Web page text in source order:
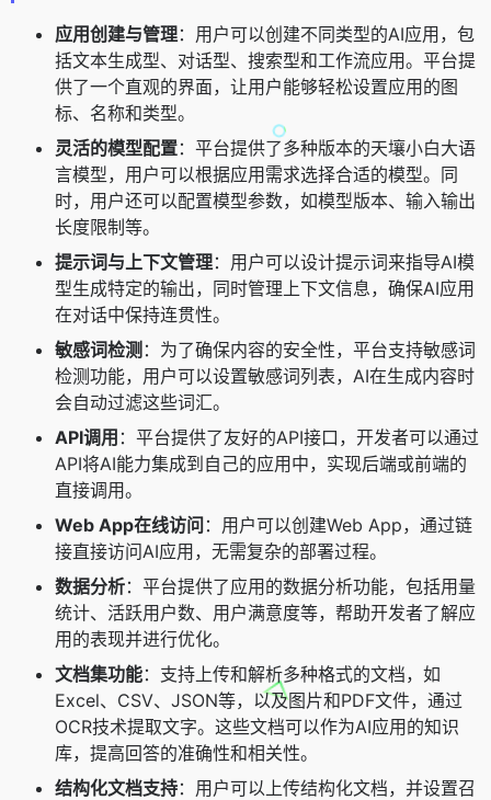
应用创建与管理：用户可以创建不同类型的AI应用，包
括文本生成型、对话型、搜索型和工作流应用。平台提
供了一个直观的界面，让用户能够轻松设置应用的图
标、名称和类型。
灵活的模型配置：平台提供了多种版本的天壤小白大语
言模型，用户可以根据应用需求选择合适的模型。同
时，用户还可以配置模型参数，如模型版本、输入输出
长度限制等。
提示词与上下文管理：用户可以设计提示词来指导AI模
型生成特定的输出，同时管理上下文信息，确保AI应用
在对话中保持连贯性。
敏感词检测 ：为了确保内容的安全性，平台支持敏感词
检测功能，用户可以设置敏感词列表，AI在生成内容时
会自动过滤这些词汇。
API调用 ：平台提供了友好的API接口，开发者可以通过
API将AI能力集成到自己的应用中，实现后端或前端的
直接调用。
Web App在线访问 ：用户可以创建Web App，通过链
接直接访问AI应用，无需复杂的部署过程。
数据分析：平台提供了应用的数据分析功能，包括用量
统计、活跃用户数、用户满意度等，帮助开发者了解应
用的表现并进行优化。
文档集功能：支持上传和解析多种格式的文档，如
Excel、CSV、JSON等，以及图片和PDF文件，通过
OCR技术提取文字。这些文档可以作为AI应用的知识
库，提高回答的准确性和相关性。
结构化文档支持：用户可以上传结构化文档，并设置召